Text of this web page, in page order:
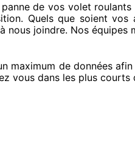
panne de vos volet
Quels que soient vos
nous joindre. Nos équipes
maximum de données afin
vous dans les plus courts